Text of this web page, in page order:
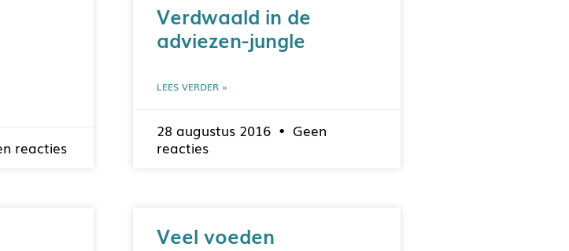
reacties
Verdwaald in de
adviezen-jungle
LEES VERDER »
28 augustus 2016
Geen
reacties
Veel voeden